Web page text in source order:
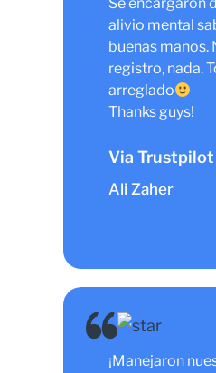
alivio mental
buenas manos.
registro, nada.
arreglado
Thanks guys!
Via Trustpilot
Ali Zaher
¡Manejaron